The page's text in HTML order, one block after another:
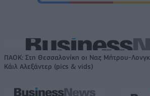
ΠΑΟΚ: Στη Θεσσαλονίκη οι Ναζ Μήτρου-
Κάιλ Αλεξάντερ (pics & vids)